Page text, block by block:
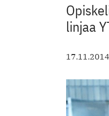
linjaa